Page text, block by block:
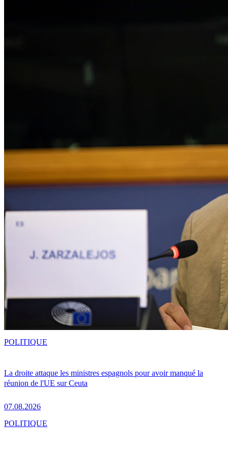
La droite attaque les ministres espagnols pour avoir manqué la
réunion de l'UE sur Ceuta
07.08.2026
POLITIQUE
POLITIQUE